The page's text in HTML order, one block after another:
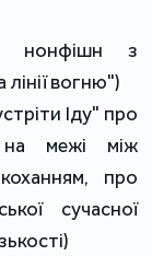
нонфішн з
вогню")
Іду" про
на межі між
про
сучасної